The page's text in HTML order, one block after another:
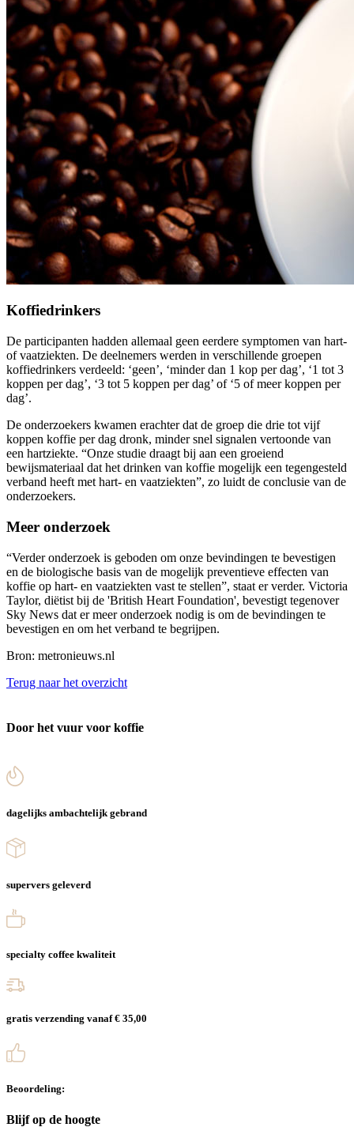
Koffiedrinkers
De participanten hadden allemaal geen eerdere symptomen van hart-
of vaatziekten. De deelnemers werden in verschillende groepen
koffiedrinkers verdeeld: ‘geen’, ‘minder dan 1 kop per dag’, ‘1 tot 3
koppen per dag’, ‘3 tot 5 koppen per dag’ of ‘5 of meer koppen per
dag’.
De onderzoekers kwamen erachter dat de groep die drie tot vijf
koppen koffie per dag dronk, minder snel signalen vertoonde van
een hartziekte. “Onze studie draagt bij aan een groeiend
bewijsmateriaal dat het drinken van koffie mogelijk een tegengesteld
verband heeft met hart- en vaatziekten”, zo luidt de conclusie van de
onderzoekers.
Meer onderzoek
“Verder onderzoek is geboden om onze bevindingen te bevestigen
en de biologische basis van de mogelijk preventieve effecten van
koffie op hart- en vaatziekten vast te stellen”, staat er verder. Victoria
Taylor, diëtist bij de 'British Heart Foundation', bevestigt tegenover
Sky News dat er meer onderzoek nodig is om de bevindingen te
bevestigen en om het verband te begrijpen.
Bron: metronieuws.nl
Terug naar het overzicht
Door het vuur voor koffie
dagelijks ambachtelijk gebrand
supervers geleverd
specialty coffee kwaliteit
gratis verzending vanaf € 35,00
Beoordeling:
Blijf op de hoogte